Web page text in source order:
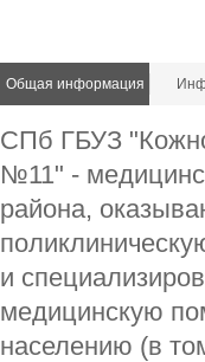
Общая информация
СПб ГБУЗ
№11" -
района,
и
медицинскую
населению (в